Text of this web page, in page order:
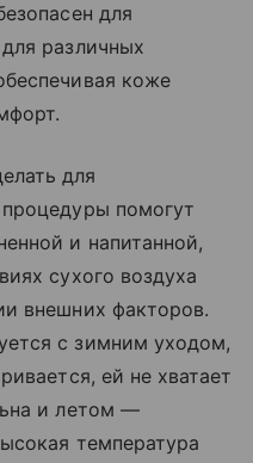
для
различных
коже
для
помогут
и напитанной,
сухого воздуха
внешних факторов.
с зимним уходом,
ей не хватает
и летом —
температура